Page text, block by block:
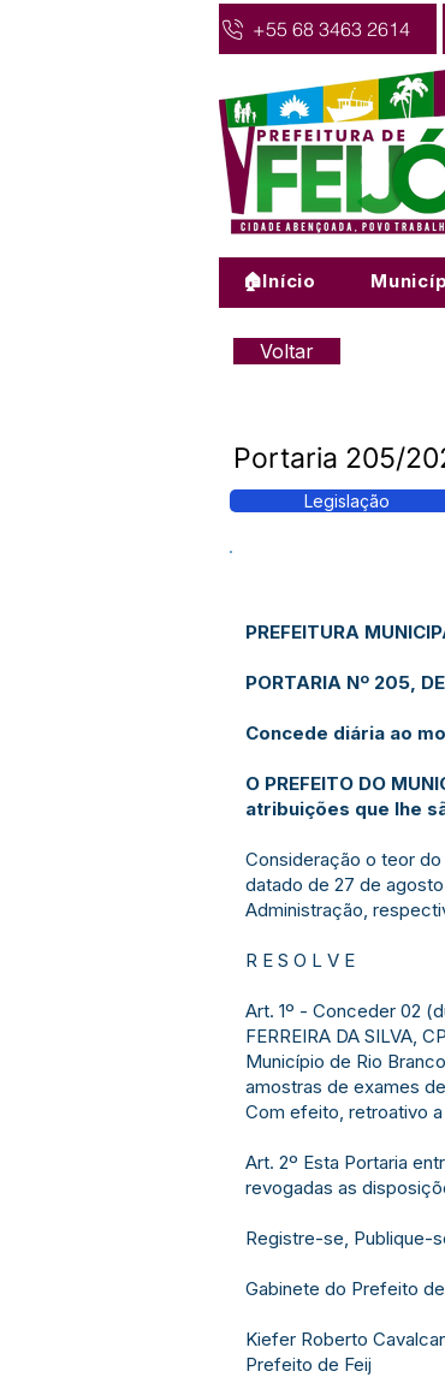
+55 68 3463 2614
🏠Início
Voltar
Portaria 205/
Legislação
PREFEITURA
PORTARIA Nº 205,
Concede diária ao
O PREFEITO DO
atribuições que lhe
Consideração o teor do
datado de 27 de
Administração,
R E S O L V E
Art. 1º - Conceder 02
FERREIRA DA SILVA,
Município de Rio
amostras de exames
Com efeito, retroativo
Art. 2º Esta Portaria
revogadas as
Registre-se, Publique-
Gabinete do Prefeito
Kiefer Roberto
Prefeito de Feij